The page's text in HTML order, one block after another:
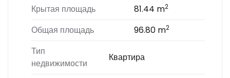
Крытая площадь 81.44 m2
Общая площадь 96.80 m2
Тип
недвижимости
Квартира